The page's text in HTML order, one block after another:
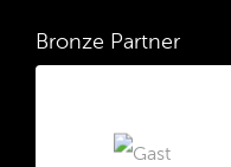
Bronze Partner